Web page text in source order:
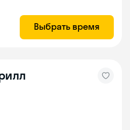
Выбрать время